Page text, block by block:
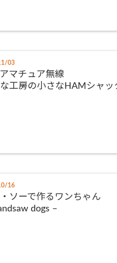
03
マチュア無線
工房の小さなHAMシャッ
16
ソーで作るワンちゃん
dogs –